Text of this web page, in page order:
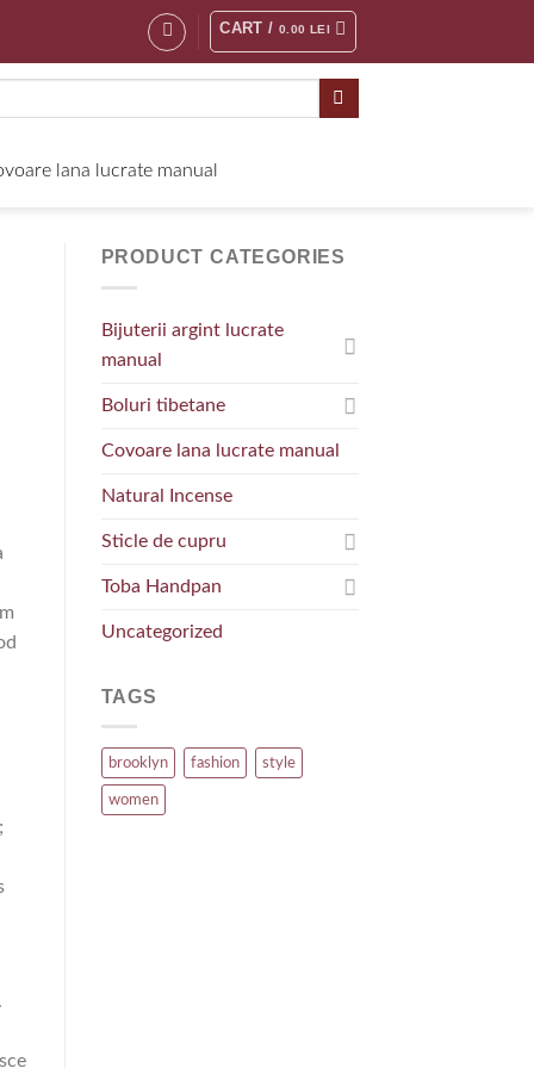
CART / 0.00 LEI
lana lucrate manual
PRODUCT CATEGORIES
Bijuterii argint lucrate
manual
Boluri tibetane
Covoare lana lucrate manual
Natural Incense
Sticle de cupru
Toba Handpan
Uncategorized
TAGS
brooklyn fashion style
women